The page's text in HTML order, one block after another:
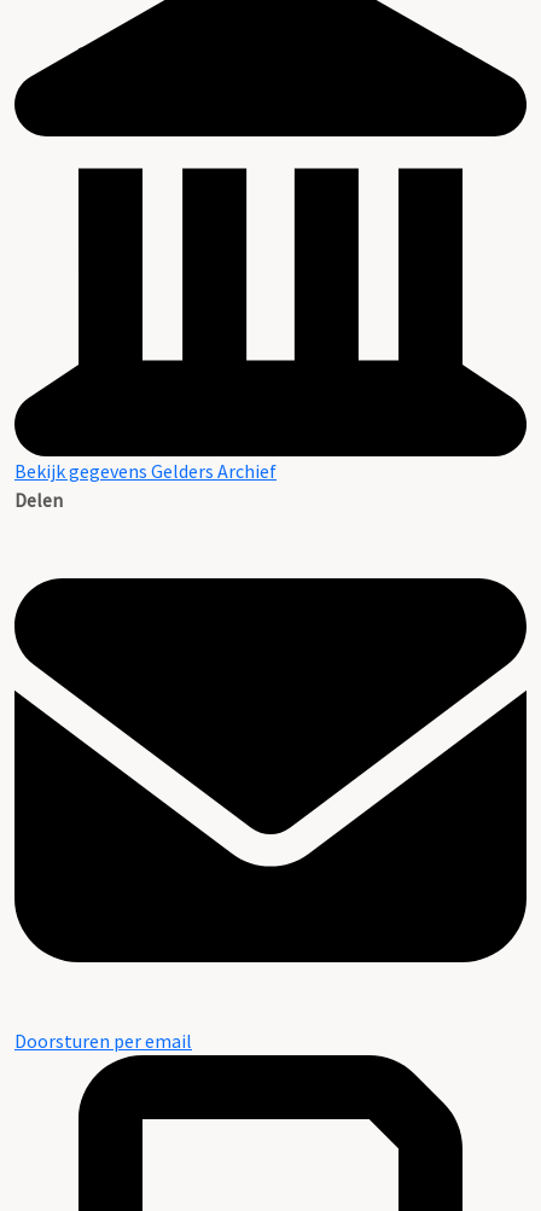
Bekijk gegevens Gelders Archief
Delen
Doorsturen per email